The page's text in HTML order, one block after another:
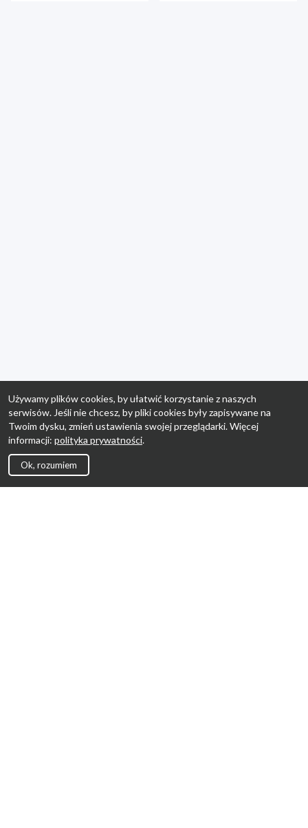
Używamy plików cookies, by ułatwić korzystanie z naszych
serwisów. Jeśli nie chcesz, by pliki cookies były zapisywane na
Twoim dysku, zmień ustawienia swojej przeglądarki. Więcej
informacji: polityka prywatności.
Ok, rozumiem